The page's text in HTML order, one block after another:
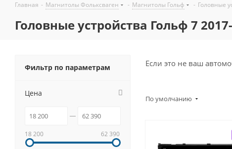
Главная - Магнитолы Фольксваген - Магнитолы Гольф - Головные
Головные устройства Гольф 7
Если это не ваш
По умолчанию
Фильтр по параметрам
Цена
18 200 62 390